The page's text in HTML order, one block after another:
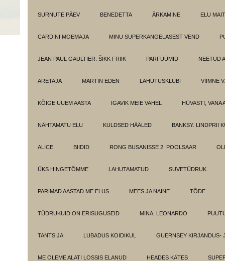
SURNUTE PÄEV BENEDETTA ÄRKAMINE ELU
CARDINI MOEMAJA MINU SUPERKANGELASEST VEND
JEAN PAUL GAULTIER: ŠIKK FRIIK PARFÜÜMID NEETUD
ARETAJA MARTIN EDEN LAHUTUSKLUBI VIIMNE
KÕIGE UUEM AASTA IGAVIK MEIE VAHEL HÜVASTI, VANA
NÄHTAMATU ELU KULDSED HÄÄLED BANKSY. LINDPRII
ALICE BIIDID RONG BUSANISSE 2: POOLSAAR
ÜKS HINGETÕMME LAHUTAMATUD SUVETÜDRUK
PARIMAD AASTAD ME ELUS MEES JA NAINE TÕDE
TÜDRUKUID ON ERISUGUSEID MINA, LEONARDO
TANTSIJA LUBADUS KOIDIKUL GUERNSEY KIRJANDUS-
ME OLEME ALATI LOSSIS ELANUD HEADES KÄTES